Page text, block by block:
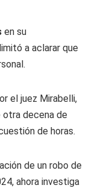
en su
a aclarar que
el juez Mirabelli,
otra decena de
de horas.
de un robo de
ahora investiga